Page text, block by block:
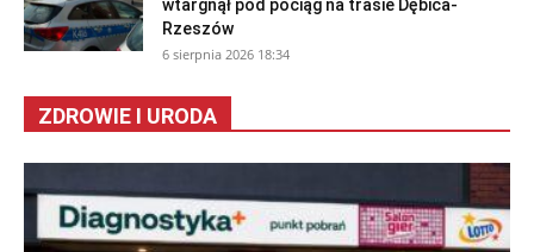
wtargnął pod pociąg na trasie Dębica-
Rzeszów
6 sierpnia 2026 18:34
ZDROWIE I URODA